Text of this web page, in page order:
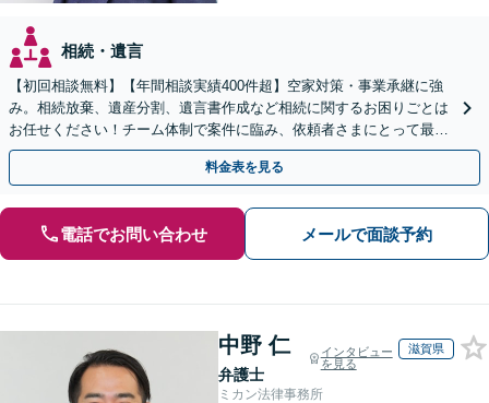
相続・遺言
【初回相談無料】【年間相談実績400件超】空家対策・事業承継に強
み。相続放棄、遺産分割、遺言書作成など相続に関するお困りごとは
お任せください！チーム体制で案件に臨み、依頼者さまにとって最善
の解決を目指します【堅田駅4分】【無料駐車場あり】
料金表を見る
電話でお問い合わせ メールで面談予約
中野 仁
弁護士
インタビュー
を見る
滋賀県
ミカン法律事務所